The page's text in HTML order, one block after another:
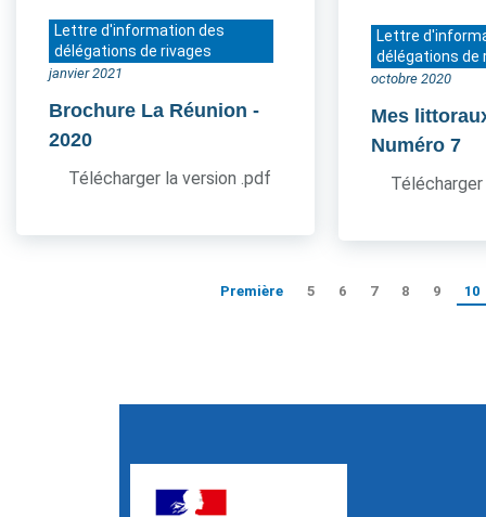
Lettre d'information des
délégations de rivages
janvier 2021
Brochure La Réunion -
2020
Télécharger la version .pdf
Lettre
délégations de
octobre 2020
Mes
Numéro 7
Première 5 6 7 8 9 10